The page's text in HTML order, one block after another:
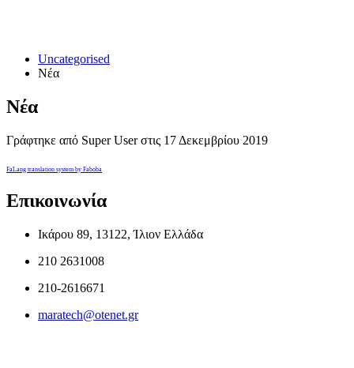
Uncategorised
Νέα
Νέα
Γράφτηκε από Super User στις 17 Δεκεμβρίου 2019
FaLang translation system by Faboba
Επικοινωνία
Ικάρου 89, 13122, Ίλιον Ελλάδα
210 2631008
210-2616671
maratech@otenet.gr